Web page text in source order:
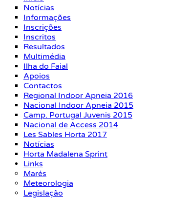
Notícias
Informações
Inscrições
Inscritos
Resultados
Multimédia
Ilha do Faial
Apoios
Contactos
Regional Indoor Apneia 2016
Nacional Indoor Apneia 2015
Camp. Portugal Juvenis 2015
Nacional de Access 2014
Les Sables Horta 2017
Notícias
Horta Madalena Sprint
Links
Marés
Meteorologia
Legislação